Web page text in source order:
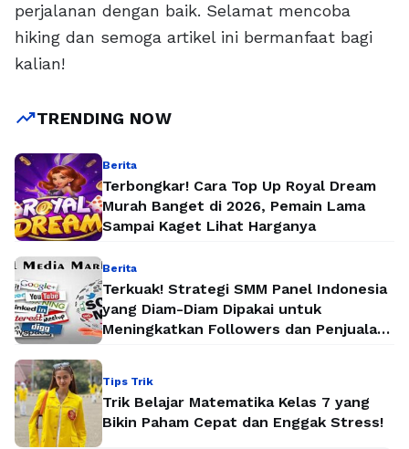
perjalanan dengan baik. Selamat mencoba
hiking dan semoga artikel ini bermanfaat bagi
kalian!
trending_upTRENDING NOW
Berita
Terbongkar! Cara Top Up Royal Dream
Murah Banget di 2026, Pemain Lama
Sampai Kaget Lihat Harganya
Berita
Terkuak! Strategi SMM Panel Indonesia
yang Diam-Diam Dipakai untuk
Meningkatkan Followers dan Penjualan
Tips Trik
Trik Belajar Matematika Kelas 7 yang
Bikin Paham Cepat dan Enggak Stress!